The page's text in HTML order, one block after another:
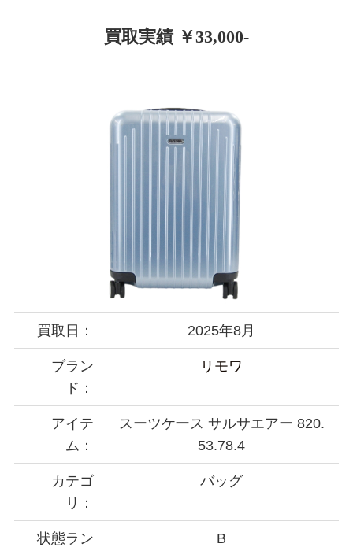
買取実績 ￥33,000-
買取日： 2025年8月
ブラン
ド：
リモワ
アイテ
ム：
スーツケース サルサエアー 820.
53.78.4
カテゴ
リ：
バッグ
状態ラン
B